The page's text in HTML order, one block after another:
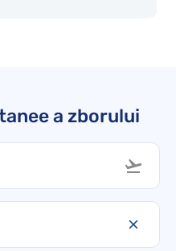
a zborului